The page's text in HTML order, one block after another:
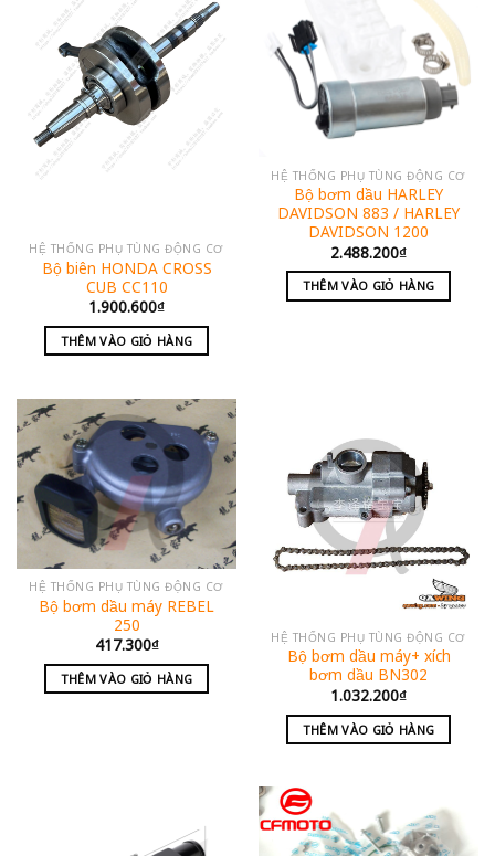
HỆ THỐNG PHỤ TÙNG ĐỘNG CƠ
Bộ biên HONDA CROSS
CUB CC110
1.900.600₫
THÊM VÀO GIỎ HÀNG
HỆ THỐNG PHỤ TÙNG ĐỘNG CƠ
Bộ bơm dầu HARLEY
DAVIDSON 883 / HARLEY
DAVIDSON 1200
2.488.200₫
THÊM VÀO GIỎ HÀNG
HỆ THỐNG PHỤ TÙNG ĐỘNG CƠ
Bộ bơm dầu máy REBEL
250
417.300₫
THÊM VÀO GIỎ HÀNG
HỆ THỐNG PHỤ TÙNG ĐỘNG CƠ
Bộ bơm dầu máy+ xích
bơm dầu BN302
1.032.200₫
THÊM VÀO GIỎ HÀNG